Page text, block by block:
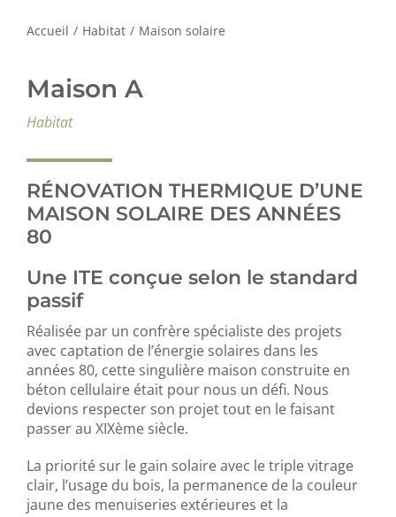
Accueil / Habitat / Maison solaire
Maison A
Habitat
RÉNOVATION THERMIQUE D’UNE
MAISON SOLAIRE DES ANNÉES
80
Une ITE conçue selon le standard
passif
Réalisée par un confrère spécialiste des projets
avec captation de l’énergie solaires dans les
années 80, cette singulière maison construite en
béton cellulaire était pour nous un défi. Nous
devions respecter son projet tout en le faisant
passer au XIXème siècle.
La priorité sur le gain solaire avec le triple vitrage
clair, l’usage du bois, la permanence de la couleur
jaune des menuiseries extérieures et la